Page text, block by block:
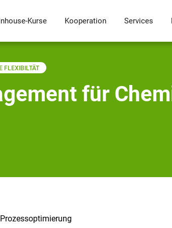
Kurse Kooperation Services
FLEXIBILTÄT
für